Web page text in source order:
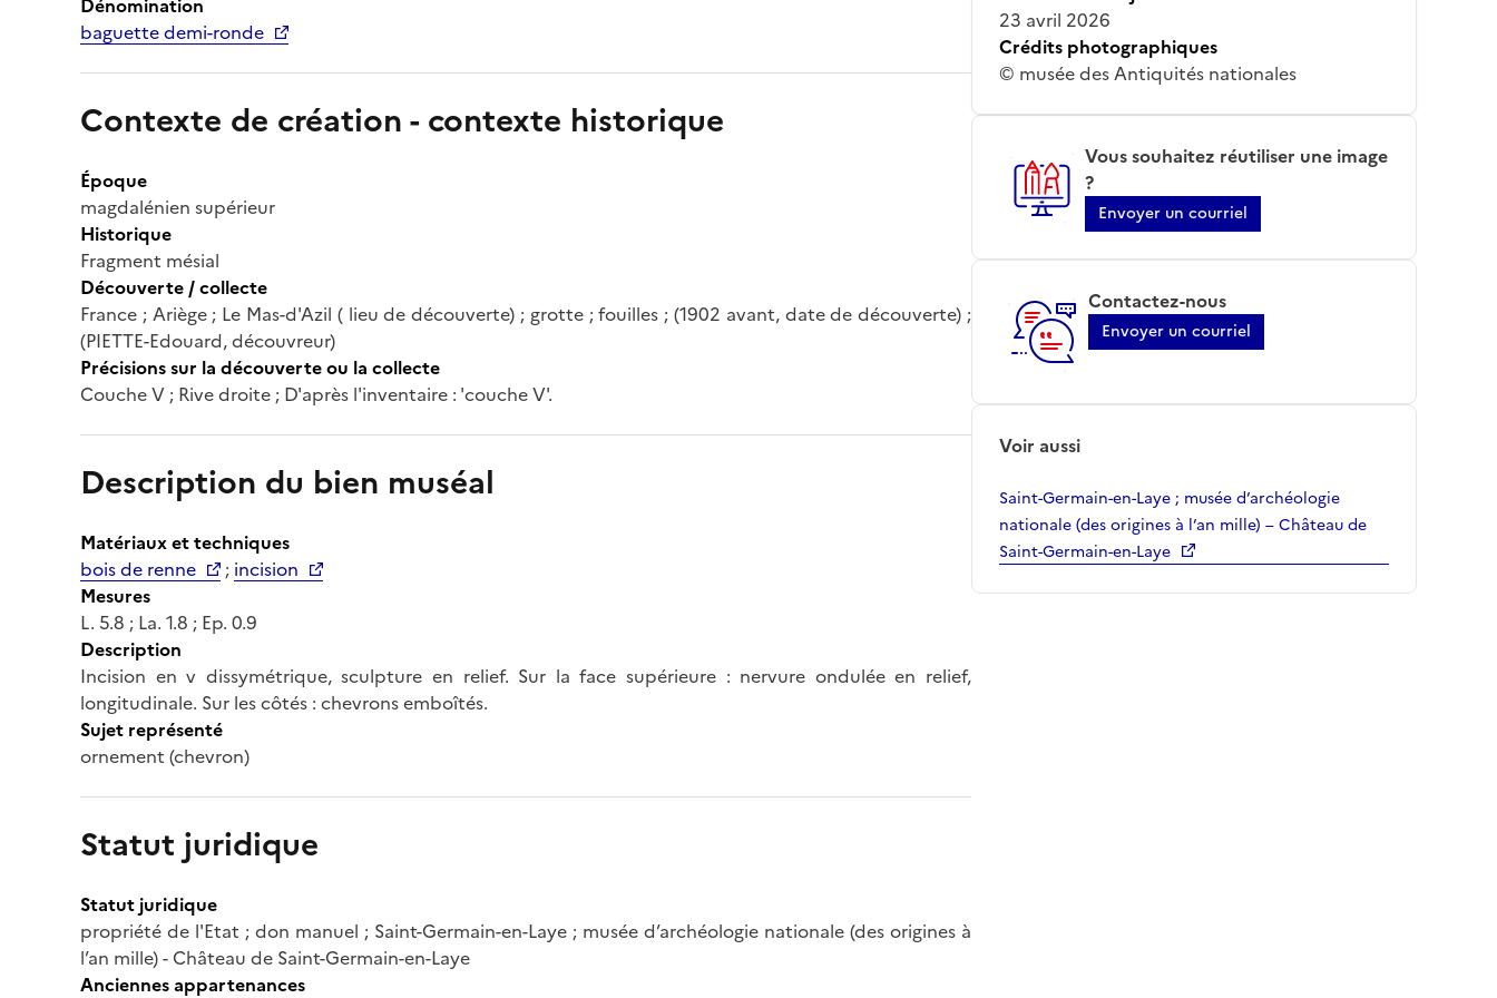
baguette demi-ronde
Contexte de création - contexte historique
Époque
magdalénien supérieur
Historique
Fragment mésial
Découverte / collecte
France ; Ariège ; Le Mas-d'Azil ( lieu de découverte) ; grotte ; fouilles ; (1902 avant, date de découverte) ;
(PIETTE-Edouard, découvreur)
Précisions sur la découverte ou la collecte
Couche V ; Rive droite ; D'après l'inventaire : 'couche V'.
Description du bien muséal
Matériaux et techniques
bois de renne
; incision
Mesures
L. 5.8 ; La. 1.8 ; Ep. 0.9
Description
Incision en v dissymétrique, sculpture en relief. Sur la face supérieure : nervure ondulée en relief,
longitudinale. Sur les côtés : chevrons emboîtés.
Sujet représenté
ornement (chevron)
Statut juridique
Statut juridique
propriété de l'Etat ; don manuel ; Saint-Germain-en-Laye ; musée d’archéologie nationale (des origines à
l’an mille) - Château de Saint-Germain-en-Laye
Anciennes appartenances
23 avril 2026
Crédits photographiques
© musée des Antiquités nationales
Vous souhaitez réutiliser une image
?
Envoyer un courriel
Contactez-nous
Envoyer un courriel
Voir aussi
Saint-Germain-en-Laye ; musée d’archéologie
nationale (des origines à l’an mille) – Château de
Saint-Germain-en-Laye